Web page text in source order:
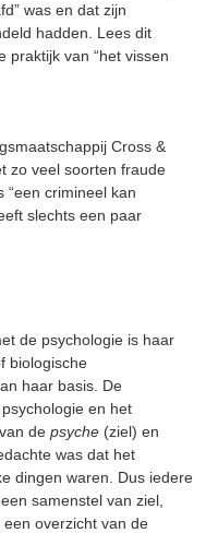
was en dat zijn
hadden. Lees dit
praktijk van “het vissen
Cross &
zo veel soorten fraude
“een crimineel kan
slechts een paar
de psychologie is haar
biologische
haar basis. De
en het
depsyche (ziel) en
was dat het
dingen waren. Dus iedere
samenstel van ziel,
overzicht van de